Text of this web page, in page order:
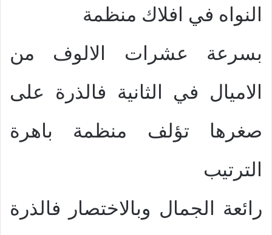
النواه في افلاك منظمة
بسرعة عشرات الالوف من
الاميال في الثانية فالذرة على
صغرها تؤلف منظمة باهرة
الترتيب
رائعة الجمال وبالاختصار فالذرة